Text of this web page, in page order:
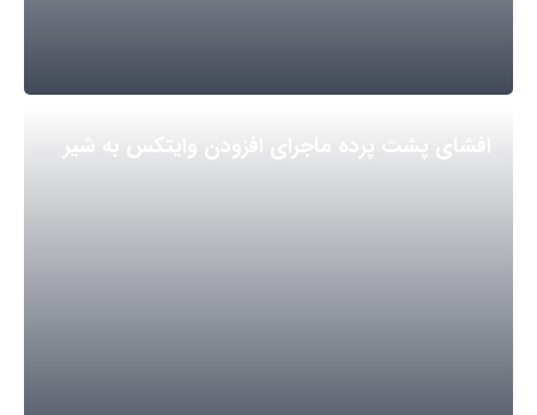
افشای پشت پرده ماجرای افزودن وایتکس به شیر